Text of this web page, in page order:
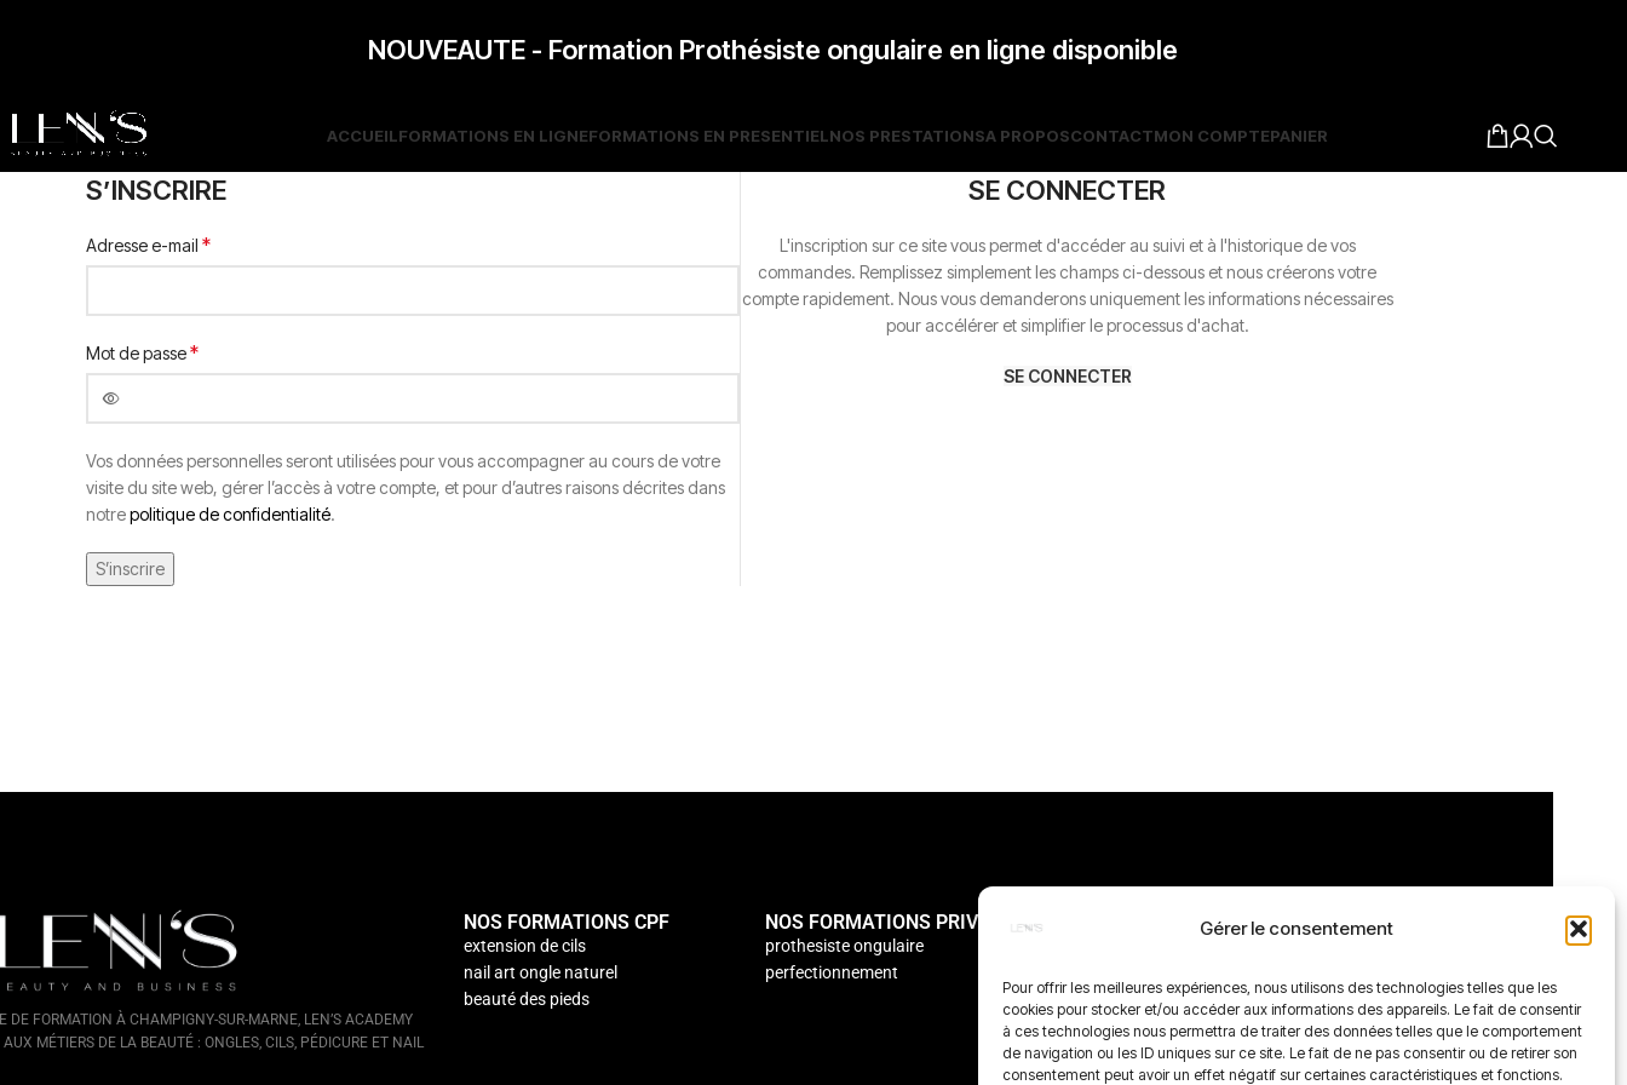
Gérer le consentement
Pour offrir les meilleures expériences, nous utilisons des technologies telles que les
cookies pour stocker et/ou accéder aux informations des appareils. Le fait de consentir
à ces technologies nous permettra de traiter des données telles que le comportement
de navigation ou les ID uniques sur ce site. Le fait de ne pas consentir ou de retirer son
consentement peut avoir un effet négatif sur certaines caractéristiques et fonctions.
NOUVEAUTE - Formation Prothésiste ongulaire en ligne disponible
ACCUEILFORMATIONS EN LIGNEFORMATIONS EN PRESENTIELNOS PRESTATIONSA PROPOSCONTACTMON COMPTEPANIER
S’INSCRIRE
Adresse e-mail *
Mot de passe*
Vos données personnelles seront utilisées pour vous accompagner au cours de votre
visite du site web, gérer l’accès à votre compte, et pour d’autres raisons décrites dans
notrepolitique de confidentialité.
S’inscrire
SE CONNECTER
L'inscription sur ce site vous permet d'accéder au suivi et à l'historique de vos
commandes. Remplissez simplement les champs ci-dessous et nous créerons votre
compte rapidement. Nous vous demanderons uniquement les informations nécessaires
pour accélérer et simplifier le processus d'achat.
SE CONNECTER
DE FORMATION À CHAMPIGNY-SUR-MARNE, LEN’S ACADEMY
AUX MÉTIERS DE LA BEAUTÉ : ONGLES, CILS, PÉDICURE ET NAIL
NOS FORMATIONS CPF
extension de cils
nail art ongle naturel
beauté des pieds
NOS FORMATIONS PRIVÉE
prothesiste ongulaire
perfectionnement
NOS RÉSEAUX